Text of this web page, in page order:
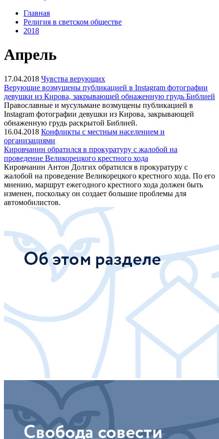
Главная
Религия в светском обществе
2018
Апрель
17.04.2018 Чувства верующих
Верующие возмущены публикацией в Instagram фотографии
девушки из Кирова, закрывающей обнаженную грудь Библией
Православные и мусульмане возмущены публикацией в
Instagram фотографии девушки из Кирова, закрывающей
обнаженную грудь раскрытой Библией.
16.04.2018 Конфликты с местным населением и
организациями
Кировчанин обратился в прокуратуру с жалобой на
проведение Великорецкого крестного хода
Кировчанин Антон Долгих обратился в прокуратуру с
жалобой на проведение Великорецкого крестного хода. По его
мнению, маршрут ежегодного крестного хода должен быть
изменен, поскольку он создает большие проблемы для
автомобилистов.